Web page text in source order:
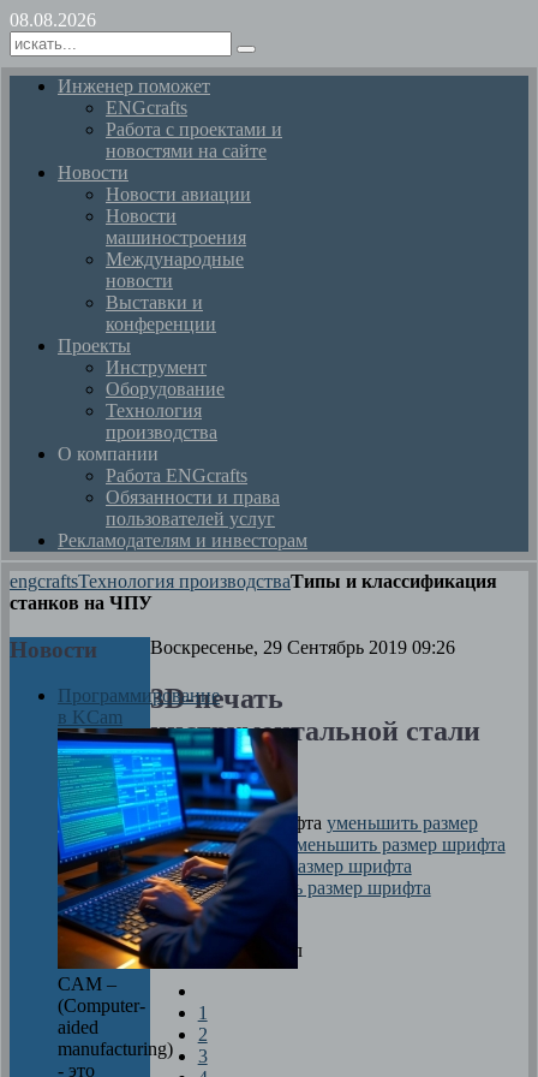
08.08.2026
Инженер поможет
ENGcrafts
Работа с проектами и
новостями на сайте
Новости
Новости авиации
Новости
машиностроения
Международные
новости
Выставки и
конференции
Проекты
Инструмент
Оборудование
Технология
производства
О компании
Работа ENGcrafts
Обязанности и права
пользователей услуг
Рекламодателям и инвесторам
engcraftsТехнология производстваТипы и классификация
станков на ЧПУ
Воскресенье, 29 Сентябрь 2019 09:26
3D-печать
инструментальной стали
АвторНикита
размер шрифта уменьшить размер
шрифта
увеличить размер шрифта
Печать
Оцените материал
1
2
3
Новости
Программирование
в KCam
CAM –
(Computer-
aided
manufacturing)
- это